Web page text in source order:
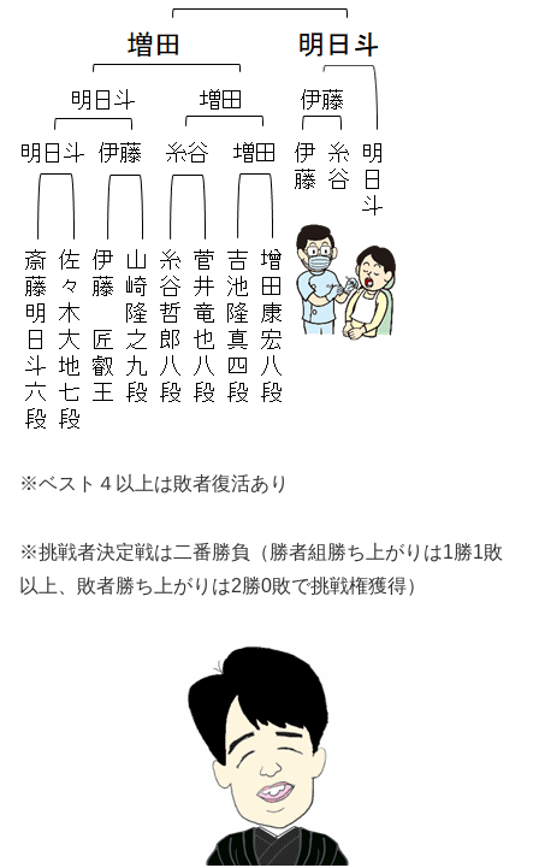
※ベスト４以上は敗者復活あり
※挑戦者決定戦は二番勝負（勝者組勝ち上がりは1勝1敗
以上、敗者勝ち上がりは2勝0敗で挑戦権獲得）